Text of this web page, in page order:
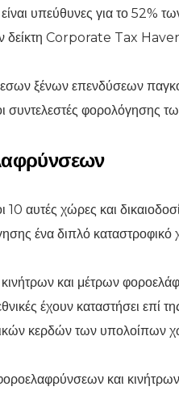
είναι υπεύθυνες για το
δείκτη Corporate Tax
ξένων επενδύσεων
συντελεστές φορολόγησης
10 αυτές χώρες και
ένα διπλό καταστροφικό
κινήτρων και μέτρων
έχουν καταστήσει επί
κερδών των υπολοίπων
και